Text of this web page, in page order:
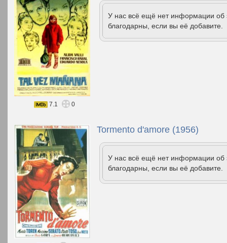
У нас всё ещё нет информации
благодарны, если вы её добавите.
7.1 0
Tormento d'amore (1956)
У нас всё ещё нет информации
благодарны, если вы её добавите.